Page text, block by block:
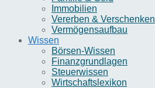
Immobilien
Vererben & Verschenken
Vermögensaufbau
Wissen
Börsen-Wissen
Finanzgrundlagen
Steuerwissen
Wirtschaftslexikon